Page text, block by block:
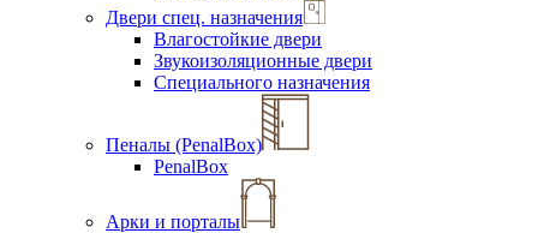
Двери спец. назначения
Влагостойкие двери
Звукоизоляционные двери
Специального назначения
Пеналы (PenalBox)
PenalBox
Арки и порталы